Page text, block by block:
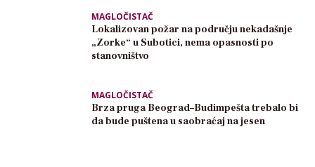
MAGLOČISTAČ
Lokalizovan požar na području nekadašnje
„Zorke“ u Subotici, nema opasnosti po
stanovništvo
MAGLOČISTAČ
Brza pruga Beograd–Budimpešta trebalo bi
da bude puštena u saobraćaj na jesen